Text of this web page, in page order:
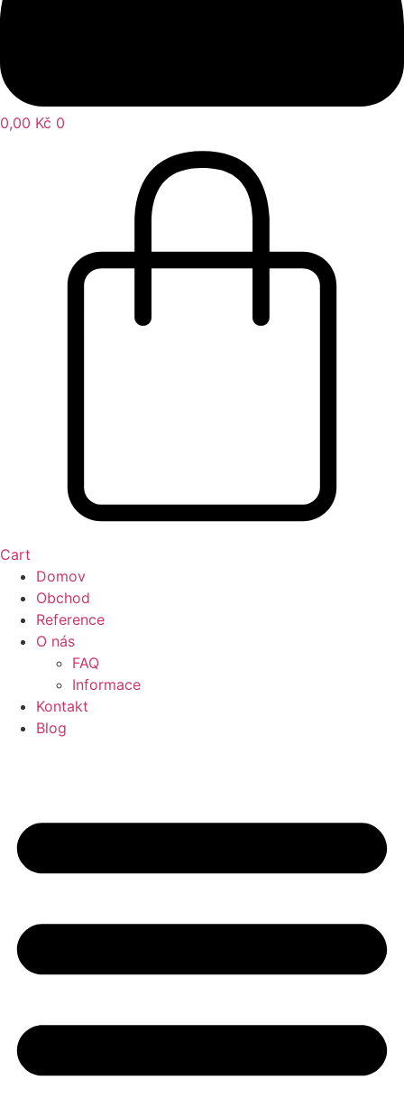
0,00 Kč 0
Cart
Domov
Obchod
Reference
O nás
FAQ
Informace
Kontakt
Blog